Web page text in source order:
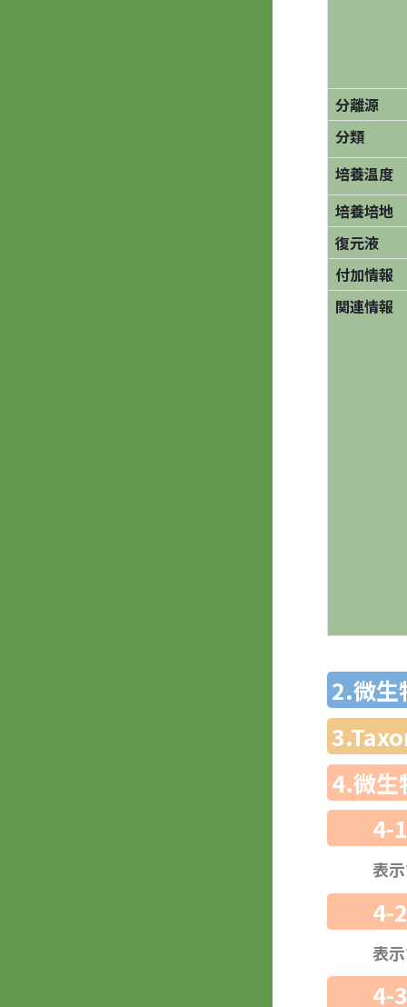
分離源
分類
培養温度
培養培地
復元液
付加情報
関連情報
2.微生
4.微生
4-
表
4-
表
4-